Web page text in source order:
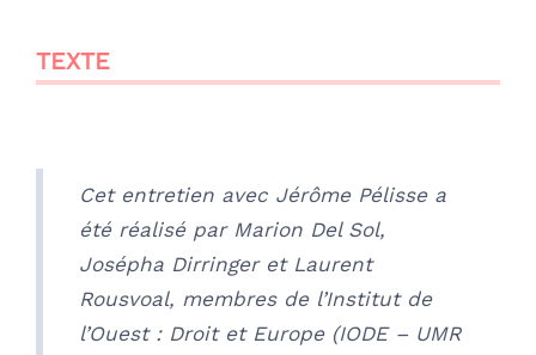
TEXTE
Cet entretien avec Jérôme Pélisse a
été réalisé par Marion Del Sol,
Josépha Dirringer et Laurent
Rousvoal, membres de l’Institut de
l’Ouest : Droit et Europe (IODE – UMR